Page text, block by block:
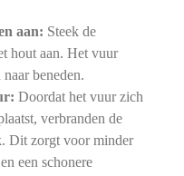
aan: Steek de
hout aan. Het vuur
beneden.
Doordat het vuur zich
verbranden de
Dit zorgt voor minder
een schonere